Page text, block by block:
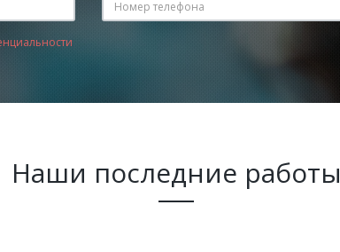
Наши последние работы